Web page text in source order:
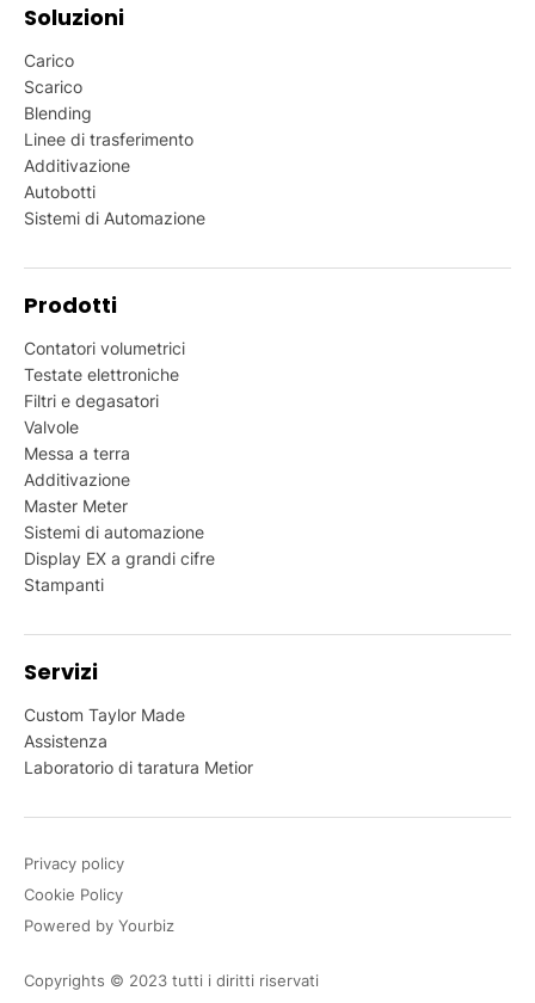
Soluzioni
Carico
Scarico
Blending
Linee di trasferimento
Additivazione
Autobotti
Sistemi di Automazione
Prodotti
Contatori volumetrici
Testate elettroniche
Filtri e degasatori
Valvole
Messa a terra
Additivazione
Master Meter
Sistemi di automazione
Display EX a grandi cifre
Stampanti
Servizi
Custom Taylor Made
Assistenza
Laboratorio di taratura Metior
Privacy policy
Cookie Policy
Powered by Yourbiz
Copyrights © 2023 tutti i diritti riservati